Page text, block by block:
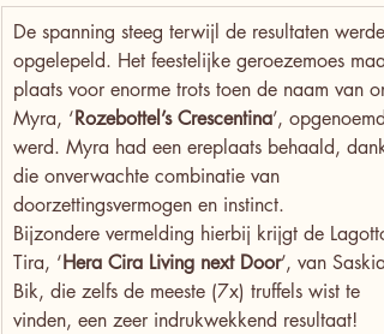
De spanning steeg terwijl de resultaten
opgelepeld. Het feestelijke geroezemoes
plaats voor enorme trots toen de naam van
Myra, ‘Rozebottel’s Crescentina’, opgenoemd
werd. Myra had een ereplaats behaald,
die onverwachte combinatie van
doorzettingsvermogen en instinct.
Bijzondere vermelding hierbij krijgt de Lagotto
Tira, ‘Hera Cira Living next Door’, van Saskia
Bik, die zelfs de meeste (7x) truffels wist te
vinden, een zeer indrukwekkend resultaat!